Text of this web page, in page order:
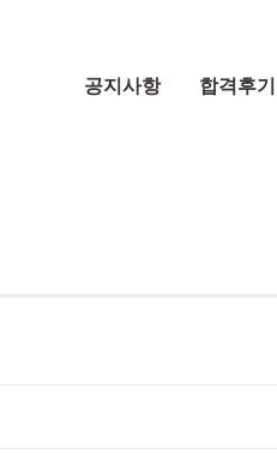
공지사항 합격후기